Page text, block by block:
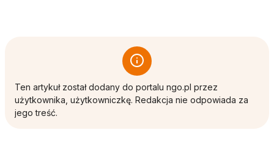
Ten artykuł został dodany do portalu ngo.pl przez
użytkownika, użytkowniczkę. Redakcja nie odpowiada za
jego treść.